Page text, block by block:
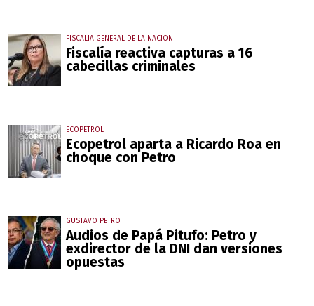
FISCALIA GENERAL DE LA NACION
Fiscalía reactiva capturas a 16
cabecillas criminales
ECOPETROL
Ecopetrol aparta a Ricardo Roa en
choque con Petro
GUSTAVO PETRO
Audios de Papá Pitufo: Petro y
exdirector de la DNI dan versiones
opuestas